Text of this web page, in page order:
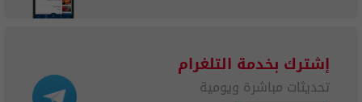
إشترك بخدمة التلغرام
تحديثات مباشرة ويومية